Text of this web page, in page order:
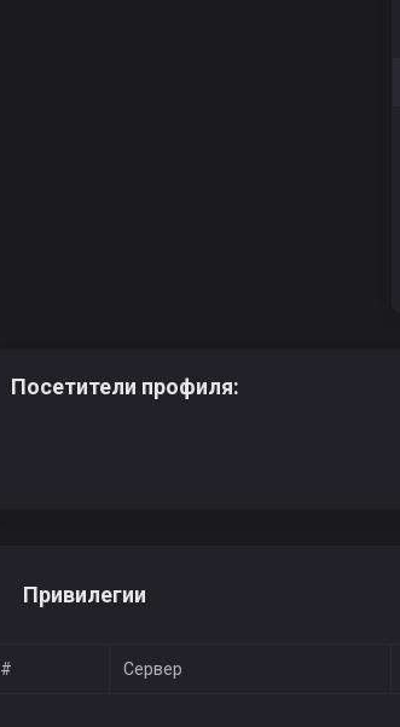
Посетители профиля:
Привилегии
# Сервер